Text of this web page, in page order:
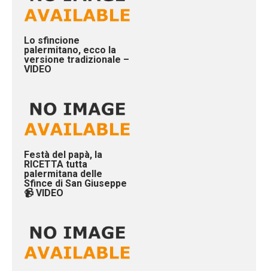
Lo sfincione
palermitano, ecco la
versione tradizionale –
VIDEO
Festà del papà, la
RICETTA tutta
palermitana delle
Sfince di San Giuseppe
📹 VIDEO